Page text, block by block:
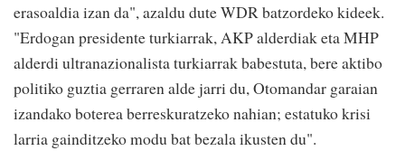
erasoaldia izan da", azaldu dute WDR batzordeko kideek.
"Erdogan presidente turkiarrak, AKP alderdiak eta MHP
alderdi ultranazionalista turkiarrak babestuta, bere aktibo
politiko guztia gerraren alde jarri du, Otomandar garaian
izandako boterea berreskuratzeko nahian; estatuko krisi
larria gainditzeko modu bat bezala ikusten du".